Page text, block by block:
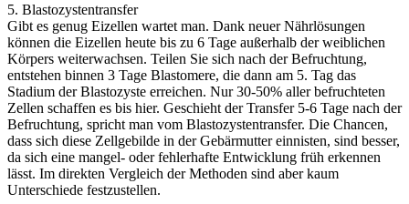
5. Blastozystentransfer
Gibt es genug Eizellen wartet man. Dank neuer Nährlösungen
können die Eizellen heute bis zu 6 Tage außerhalb der weiblichen
Körpers weiterwachsen. Teilen Sie sich nach der Befruchtung,
entstehen binnen 3 Tage Blastomere, die dann am 5. Tag das
Stadium der Blastozyste erreichen. Nur 30-50% aller befruchteten
Zellen schaffen es bis hier. Geschieht der Transfer 5-6 Tage nach der
Befruchtung, spricht man vom Blastozystentransfer. Die Chancen,
dass sich diese Zellgebilde in der Gebärmutter einnisten, sind besser,
da sich eine mangel- oder fehlerhafte Entwicklung früh erkennen
lässt. Im direkten Vergleich der Methoden sind aber kaum
Unterschiede festzustellen.